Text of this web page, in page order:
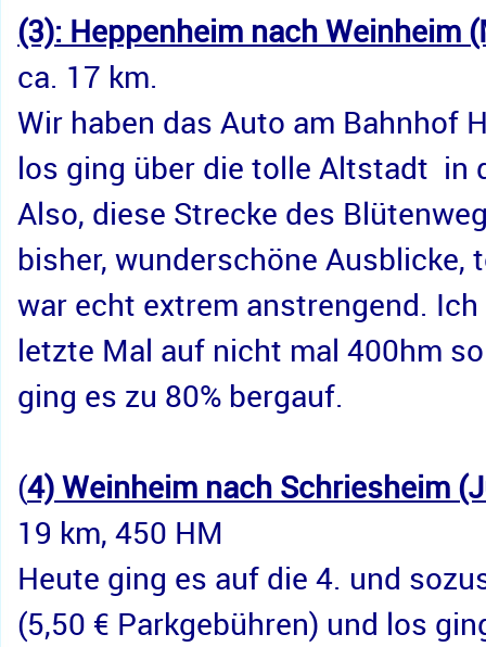
(3): Heppenheim nach Weinheim
ca. 17 km.
Wir haben das Auto am Bahnhof
los ging über die tolle Altstadt in
Also, diese Strecke des
bisher, wunderschöne Ausblicke,
war echt extrem anstrengend.
letzte Mal auf nicht mal 400hm
ging es zu 80% bergauf.
(4) Weinheim nach Schriesheim
19 km, 450 HM
Heute ging es auf die 4. und
(5,50 € Parkgebühren) und los